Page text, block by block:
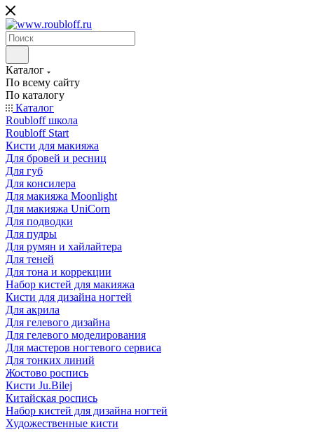
Каталог
По всему сайту
По каталогу
Каталог
Roubloff школа
Roubloff Start
Кисти для макияжа
Для бровей и ресниц
Для губ
Для консилера
Для макияжа Moonlight
Для макияжа UniCorn
Для подводки
Для пудры
Для румян и хайлайтера
Для теней
Для тона и коррекции
Набор кистей для макияжа
Кисти для дизайна ногтей
Для акрила
Для гелевого дизайна
Для гелевого моделирования
Для мастеров ногтевого сервиса
Для тонких линий
Жостово роспись
Кисти Ju.Bilej
Китайская роспись
Набор кистей для дизайна ногтей
Художественные кисти